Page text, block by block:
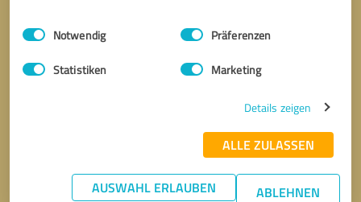
Impressum Datenschutzbestimmungen
Einwilligungsauswahl
Notwendig Präferenzen
Statistiken Marketing
Details zeigen
ALLE ZULASSEN
AUSWAHL ERLAUBEN ABLEHNEN
* Erforderliche Angaben
Nachricht senden